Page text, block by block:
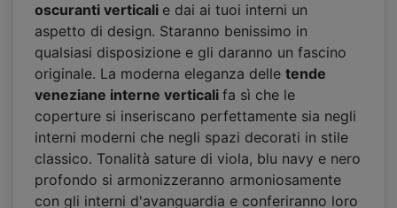
oscuranti verticali e dai ai tuoi interni un
aspetto di design. Staranno benissimo in
qualsiasi disposizione e gli daranno un fascino
originale. La moderna eleganza delle tende
veneziane interne verticali fa sì che le
coperture si inseriscano perfettamente sia negli
interni moderni che negli spazi decorati in stile
classico. Tonalità sature di viola, blu navy e nero
profondo si armonizzeranno armoniosamente
con gli interni d'avanguardia e conferiranno loro